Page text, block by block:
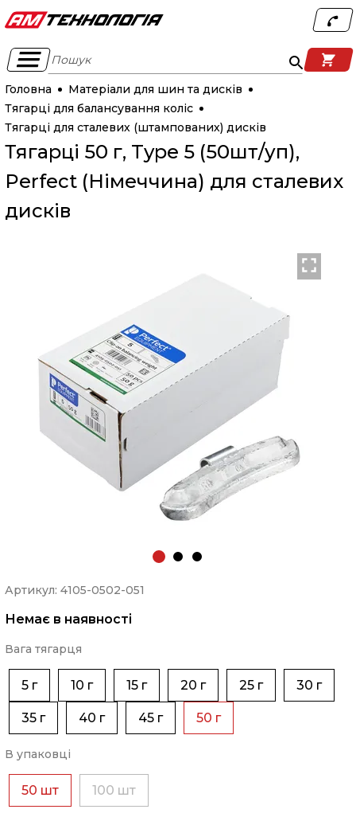
Пошук
Головна
Матеріали для шин та дисків
Тягарці для балансування коліс
Тягарці для сталевих (штампованих) дисків
Тягарці 50 г, Type 5 (50шт/уп),
Perfect (Німеччина) для сталевих
дисків
Артикул: 4105-0502-051
Немає в наявності
Вага тягарця
5 г 10 г 15 г 20 г 25 г 30 г
35 г 40 г 45 г 50 г
В упаковці
50 шт 100 шт